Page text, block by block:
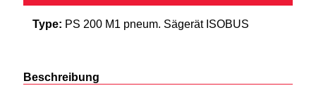
Type: PS 200 M1 pneum. Sägerät ISOBUS
Beschreibung